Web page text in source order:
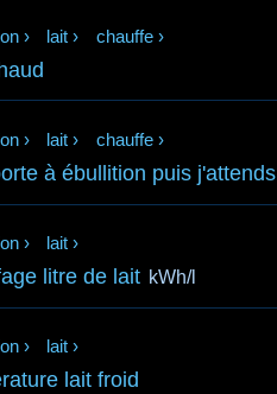
› lait › chauffe ›
› lait › chauffe ›
à ébullition puis j'attends
› lait ›
litre de lait kWh/l
› lait ›
lait froid